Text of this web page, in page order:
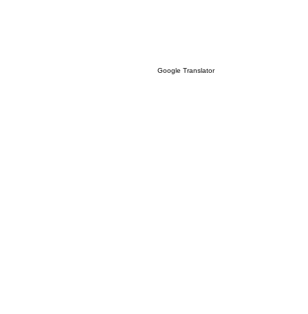
Google Translator